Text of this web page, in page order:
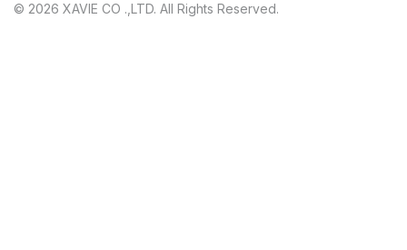
© 2026 XAVIE CO .,LTD. All Rights Reserved.